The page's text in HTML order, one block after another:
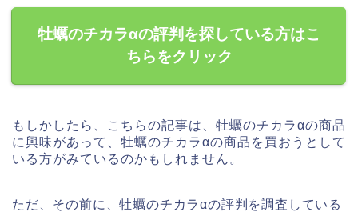
牡蠣のチカラαの評判を探している方はこ
ちらをクリック
もしかしたら、こちらの記事は、牡蠣のチカラαの商品
に興味があって、牡蠣のチカラαの商品を買おうとして
いる方がみているのかもしれません。
ただ、その前に、牡蠣のチカラαの評判を調査している